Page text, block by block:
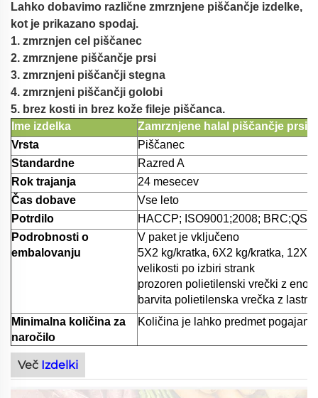
Lahko dobavimo različne zmrznjene piščančje izdelke,
kot je prikazano spodaj.
1. zmrznjen cel piščanec
2. zmrznjene piščančje prsi
3. zmrznjeni piščančji stegna
4. zmrznjeni piščančji golobi
5. brez kosti in brez kože fileje piščanca.
Ime izdelka
Zamrznjene halal piščančje prsi
Vrsta
Piščanec
Standardne
Razred A
Rok trajanja
24 mesecev
Čas dobave
Vse leto
Potrdilo
HACCP; ISO9001;2008;
Podrobnosti o
embalovanju
V paket je vključeno
5X2 kg/kratka, 6X2 kg/kratka,
velikosti po izbiri strank
prozoren polietilenski vrečki z
barvita polietilenska vrečka z
Minimalna količina za
naročilo
Količina je lahko predmet pogajanj
Več Izdelki